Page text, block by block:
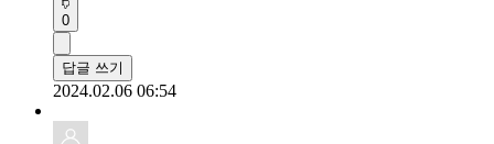
0
답글 쓰기
2024.02.06 06:54